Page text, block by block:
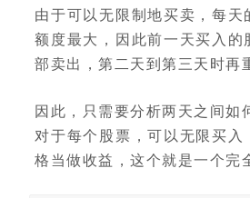
由于可以无限制地买卖，每天
额度最大，因此前一天买入的
部卖出，第二天到第三天时再
因此，只需要分析两天之间如
对于每个股票，可以无限买入
格当做收益，这个就是一个完